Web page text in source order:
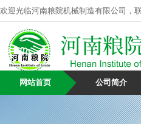
欢迎光临河南粮院机械制造有限公司，
网站首页 公司简介